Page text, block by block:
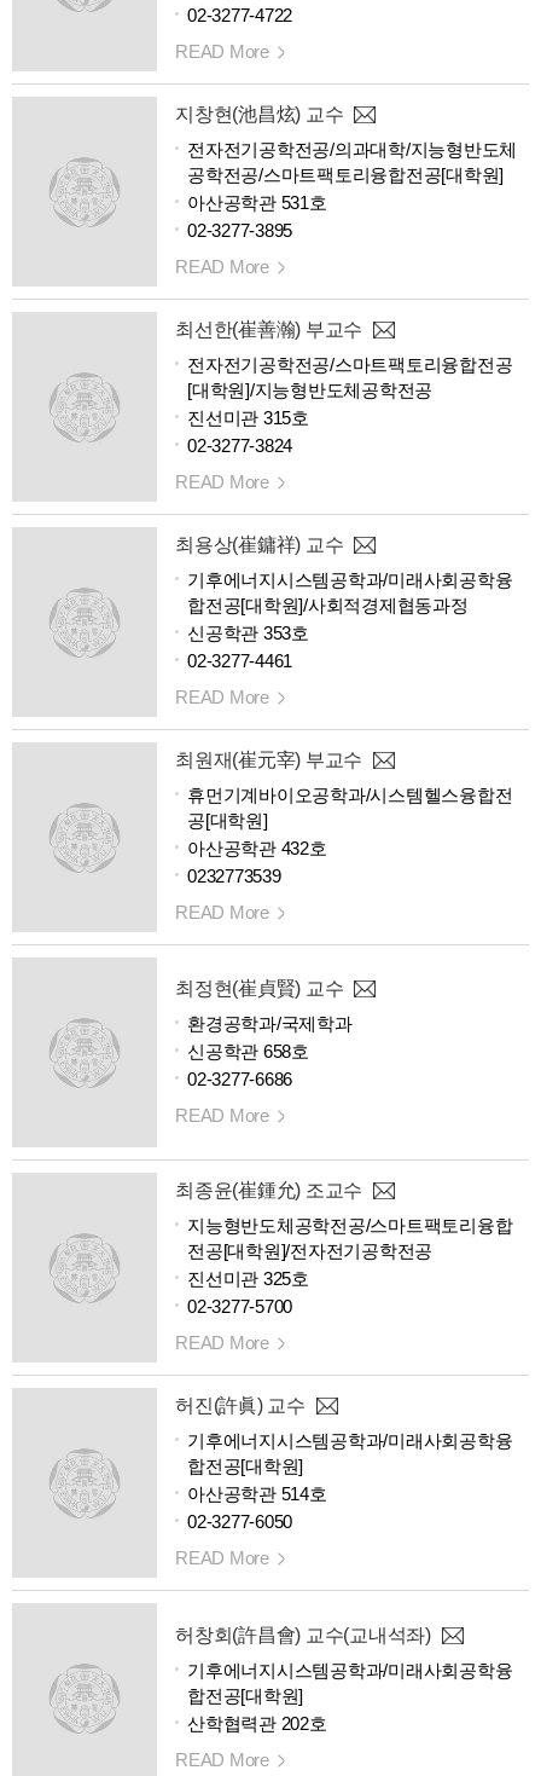
02-3277-4722
READ More
지창현(池昌炫) 교수
전자전기공학전공/의과대학/지능형반도체
공학전공/스마트팩토리융합전공[대학원]
아산공학관 531호
02-3277-3895
READ More
최선한(崔善瀚) 부교수
전자전기공학전공/스마트팩토리융합전공
[대학원]/지능형반도체공학전공
진선미관 315호
02-3277-3824
READ More
최용상(崔鏞祥) 교수
기후에너지시스템공학과/미래사회공학융
합전공[대학원]/사회적경제협동과정
신공학관 353호
02-3277-4461
READ More
최원재(崔元宰) 부교수
휴먼기계바이오공학과/시스템헬스융합전
공[대학원]
아산공학관 432호
0232773539
READ More
최정현(崔貞賢) 교수
환경공학과/국제학과
신공학관 658호
02-3277-6686
READ More
최종윤(崔鍾允) 조교수
지능형반도체공학전공/스마트팩토리융합
전공[대학원]/전자전기공학전공
진선미관 325호
02-3277-5700
READ More
허진(許眞) 교수
기후에너지시스템공학과/미래사회공학융
합전공[대학원]
아산공학관 514호
02-3277-6050
READ More
허창회(許昌會) 교수(교내석좌)
기후에너지시스템공학과/미래사회공학융
합전공[대학원]
산학협력관 202호
READ More